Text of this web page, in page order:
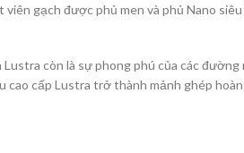
gạch được phủ men và phủ Nano
còn là sự phong phú của các
cấp Lustra trở thành mảnh ghép